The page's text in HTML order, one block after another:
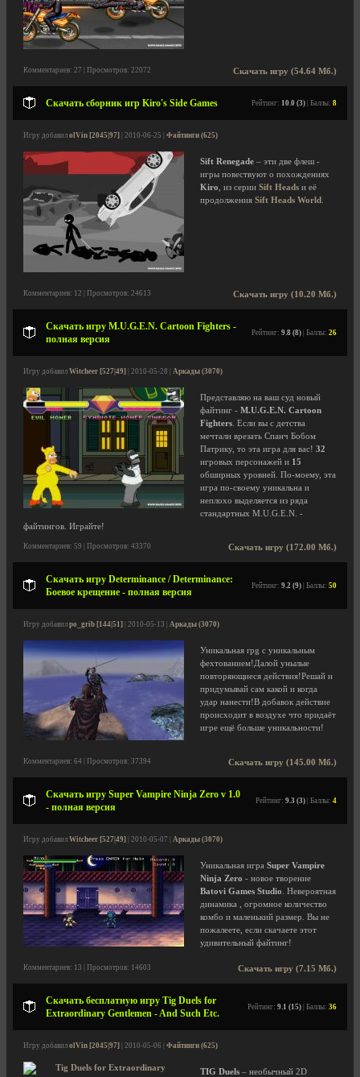
Скачать игру (54.64 Мб.)
Комментариев: 27 | Просмотров: 22072
Скачать сборник игр Kiro's Side Games Рейтинг: 10.0 (3) | Баллы: 8
Игру добавил olVin [2045|97] | 2010-06-25 | Файтинги (625)
Sift Renegade – эти две флеш -
игры повествуют о похождениях
Kiro , из серии Sift Heads и её
продолжения Sift Heads World
Скачать игру (10.20 Мб.)
Комментариев: 12 | Просмотров: 24613
Скачать игру M.U.G.E.N. Cartoon Fighters -
полная версия
Рейтинг: 9.8 (8) | Баллы: 26
Игру добавил Witcheer [527|49] | 2010-05-28 | Аркады (3070)
Представляю на ваш суд новый
файтинг - M.U.G.E.N. Cartoon
Fighters . Если вы с детства
мечтали врезать Спанч Бобом
Патрику, то эта игра для вас! 32
игровых персонажей и 15
обширных уровней. По-моему, эта
игра по-своему уникальна и
неплохо выделяется из ряда
стандартных M.U.G.E.N. -
файтингов. Играйте!
Скачать игру (172.00 Мб.)
Комментариев: 59 | Просмотров: 43370
Скачать игру Determinance / Determinance:
Боевое крещение - полная версия
Рейтинг: 9.2 (9) | Баллы: 50
Игру добавил po_grib [144|51] | 2010-05-13 | Аркады (3070)
Уникальная rpg с уникальным
фехтованием!Далой унылые
повторяющиеся действия!Решай и
придумывай сам какой и когда
удар нанести!В добавок действие
происходит в воздухе что придаёт
игре ещё больше уникальности!
Скачать игру (145.00 Мб.)
Комментариев: 64 | Просмотров: 37394
Скачать игру Super Vampire Ninja Zero v 1.0
- полная версия
Рейтинг: 9.3 (3) | Баллы: 4
Игру добавил Witcheer [527|49] | 2010-05-07 | Аркады (3070)
Уникальная игра Super Vampire
Ninja Zero - новое творение
Batovi Games Studio . Невероятная
динамика , огромное количество
комбо и маленький размер. Вы не
пожалеете, если скачаете этот
удивительный файтинг!
Скачать игру (7.15 Мб.)
Комментариев: 13 | Просмотров: 14603
Скачать бесплатную игру Tig Duels for
Extraordinary Gentlemen - And Such Etc.
Рейтинг: 9.1 (15) | Баллы: 36
Игру добавил olVin [2045|97] | 2010-05-06 | Файтинги (625)
TIG Duels – необычный 2D